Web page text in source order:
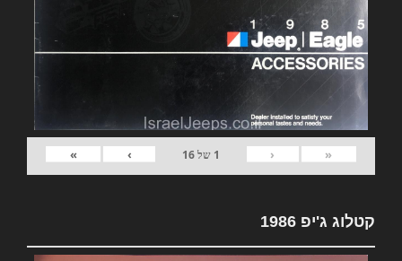
«
‹
1 של16
›
»
קטלוג ג'יפ 1986